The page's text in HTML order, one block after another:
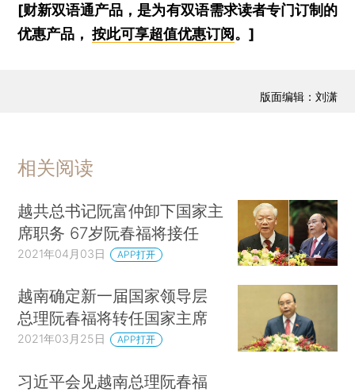
[财新双语通产品，是为有双语需求读者专门订制的
优惠产品，按此可享超值优惠订阅 。]
版面编辑：刘潇
相关阅读
越共总书记阮富仲卸下国家主
席职务 67岁阮春福将接任
2021年04月03日 APP打开
越南确定新一届国家领导层
总理阮春福将转任国家主席
2021年03月25日 APP打开
习近平会见越南总理阮春福